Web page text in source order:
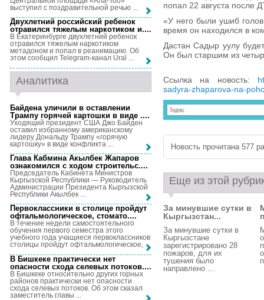
попал 22 августа после
«У него были ушиб
время он находился в
Дастан Садыр уулу
Он был старшим из
Ссылка на новость:
sadyra-zhaparova-na-
Новость прочитана 577
Еще из этой
За минувшие сутки в
Кыргызстан...
За минувшие сутки в
Кыргызстане
зарегистрировано 28
пожаров, для их
тушения было
направлено ...
выступил с поздравительной речью ...
Двухлетний российский ребенок
отравился тяжелым наркотиком и....
В Екатеринбурге двухлетний ребенок
отравился тяжелым наркотиком
метадоном и попал в реанимацию. Об
этом сообщил Telegram-канал Ural ...
Аналитика
Байдена уличили в оставлении
Трампу горячей картошки в виде ....
Уходящий президент США Джо Байден
оставил избранному американскому
лидеру Дональду Трампу «горячую
картошку» в виде конфликта ...
Глава Кабмина Акылбек Жапаров
ознакомился с ходом строительс....
Председатель Кабинета Министров
Кыргызской Республики — Руководитель
Администрации Президента Кыргызской
Республики Акылбек ...
Первоклассники в столице пройдут
офтальмологическое, стомато....
В течение недели самостоятельного
обучения первого семестра этого
учебного года учащиеся первоклассников
столицы пройдут офтальмологическое, ...
В Бишкеке практически нет
опасности схода селевых потоков....
В Бишкеке относительно других горных
районов практически нет опасности
схода селевых потоков. Об этом сказал
заместитель главы ...